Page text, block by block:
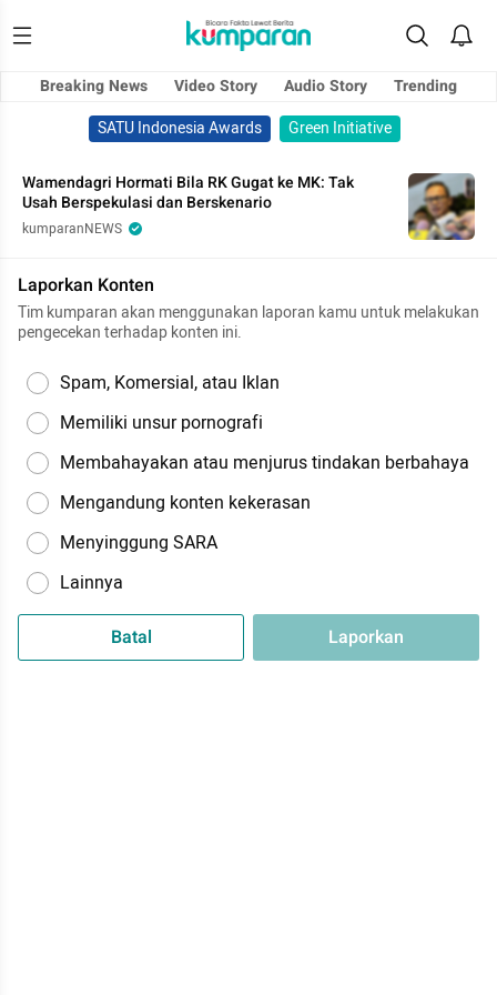
Breaking News Video Story Audio Story
Trending
SATU Indonesia Awards
Green Initiative
Wamendagri Hormati Bila RK Gugat ke MK: Tak
Usah Berspekulasi dan Berskenario
kumparanNEWS
Laporkan Konten
Tim kumparan akan menggunakan laporan kamu untuk melakukan
pengecekan terhadap konten ini.
Spam, Komersial, atau Iklan
Memiliki unsur pornografi
Membahayakan atau menjurus tindakan berbahaya
Mengandung konten kekerasan
Menyinggung SARA
Lainnya
Batal Laporkan